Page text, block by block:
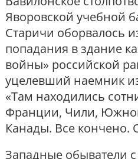
Яворовской учебной
Старичи оборвалось
попадания в здание
войны» российской
уцелевший наемник
«Там находились
Франции, Чили,
Канады. Все кончено.
Западные обыватели